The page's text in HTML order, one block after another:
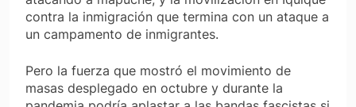
contra la inmigración que termina con un ataque a
un campamento de inmigrantes.
Pero la fuerza que mostró el movimiento de
masas desplegado en octubre y durante la